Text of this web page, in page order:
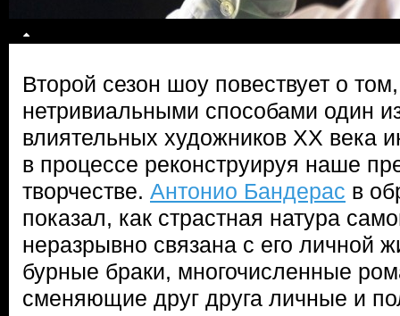
Второй сезон шоу повествует о
нетривиальными способами один
влиятельных художников XX века
в процессе реконструируя наше
творчестве. Антонио Бандерас в
показал, как страстная натура
неразрывно связана с его личной
бурные браки, многочисленные
сменяющие друг друга личные и